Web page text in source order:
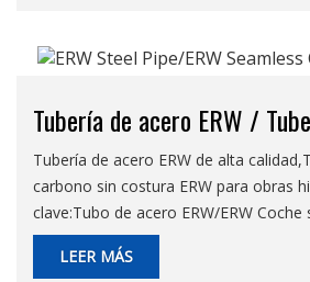
Tubería de acero ERW /
carbono sin costura ERW
Tubería de acero ERW de alta
carbono sin costura ERW para obras
clave:Tubo de acero ERW/ERW Coche
LEER MÁS